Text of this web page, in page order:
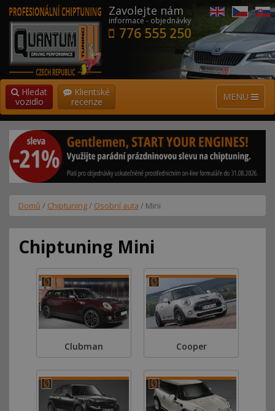
Zavolejte nám
informace - objednávky
776 555 250
MENU
Hledat
vozidlo
Klientské
recenze
Domů / Chiptuning/ Osobní auta / Mini
Chiptuning Mini
Clubman Cooper